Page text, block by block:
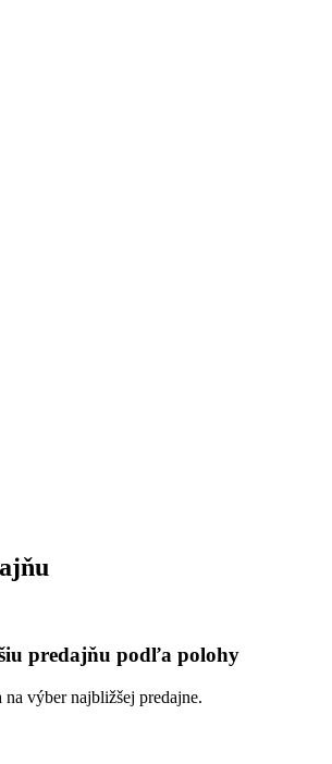
predajňu podľa polohy
výber najbližšej predajne.